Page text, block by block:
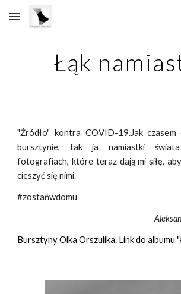
Skip to main content
Łąk
"Źródło" kontra COVID-19.Jak
bursztynie, tak ja namiastki
fotografiach, które teraz dają mi siłę,
cieszyć się nimi.
#zostańwdomu
Bursztyny Olka Orszulika. Link do albumu